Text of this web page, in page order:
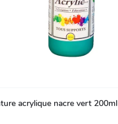
acrylique nacre vert 200ml